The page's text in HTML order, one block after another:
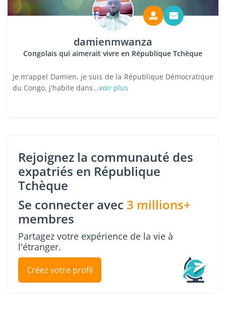
damienmwanza
Congolais qui aimerait vivre en République Tchèque
Je m'appel Damien, je suis de la République Démocratique
du Congo, j'habite dans...voir plus
Rejoignez la communauté des
expatriés en République
Tchèque
Se connecter avec 3 millions+
membres
Partagez votre expérience de la vie à
l'étranger.
Créez votre profil